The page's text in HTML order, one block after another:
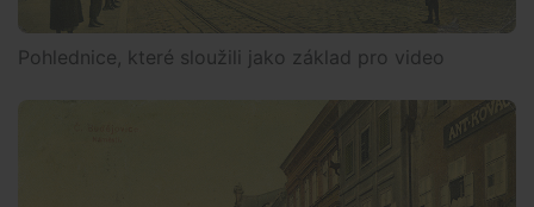
Pohlednice, které sloužili jako základ pro video